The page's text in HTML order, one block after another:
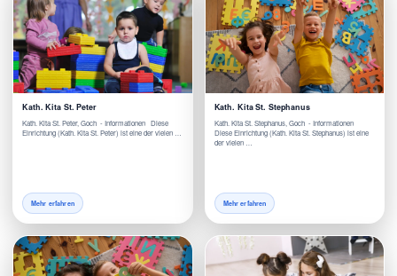
Kath. Kita St. Peter
Kath. Kita St. Peter, Goch - Informationen Diese
Einrichtung (Kath. Kita St. Peter) ist eine der vielen …
Mehr erfahren
Kath. Kita St. Stephanus
Kath. Kita St. Stephanus, Goch - Informationen
Diese Einrichtung (Kath. Kita St. Stephanus) ist eine
der vielen …
Mehr erfahren